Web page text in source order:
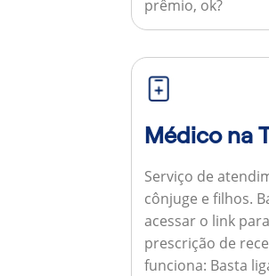
prêmio, ok?
Médico na
Serviço de
cônjuge e filhos.
acessar o link
prescrição de
funciona: Basta